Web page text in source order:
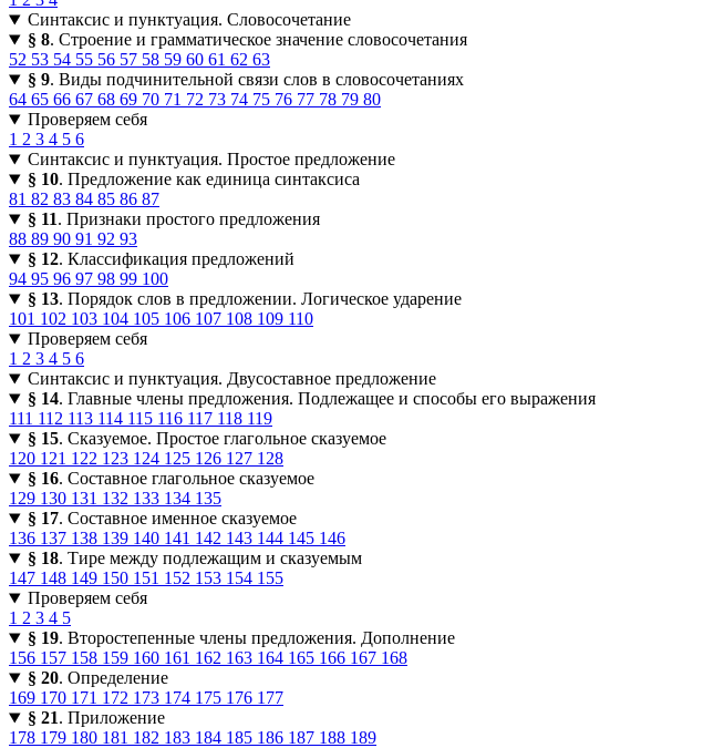
Синтаксис и пунктуация. Словосочетание
§ 8. Строение и грамматическое значение словосочетания
52 53 54 55 56 57 58 59 60 61 62 63
§ 9. Виды подчинительной связи слов в словосочетаниях
64 65 66 67 68 69 70 71 72 73 74 75 76 77 78 79 80
Проверяем себя
1 2 3 4 5 6
Синтаксис и пунктуация. Простое предложение
§ 10. Предложение как единица синтаксиса
81 82 83 84 85 86 87
§ 11. Признаки простого предложения
88 89 90 91 92 93
§ 12. Классификация предложений
94 95 96 97 98 99 100
§ 13. Порядок слов в предложении. Логическое ударение
101 102 103 104 105 106 107 108 109 110
Проверяем себя
1 2 3 4 5 6
Синтаксис и пунктуация. Двусоставное предложение
§ 14. Главные члены предложения. Подлежащее и способы его выражения
111 112 113 114 115 116 117 118 119
§ 15. Сказуемое. Простое глагольное сказуемое
120 121 122 123 124 125 126 127 128
§ 16. Составное глагольное сказуемое
129 130 131 132 133 134 135
§ 17. Составное именное сказуемое
136 137 138 139 140 141 142 143 144 145 146
§ 18. Тире между подлежащим и сказуемым
147 148 149 150 151 152 153 154 155
Проверяем себя
1 2 3 4 5
§ 19. Второстепенные члены предложения. Дополнение
156 157 158 159 160 161 162 163 164 165 166 167 168
§ 20. Определение
169 170 171 172 173 174 175 176 177
§ 21. Приложение
178 179 180 181 182 183 184 185 186 187 188 189